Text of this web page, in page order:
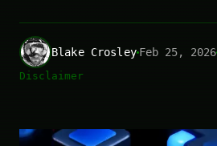
Blake CrosleyFeb 25, 2026
Disclaimer